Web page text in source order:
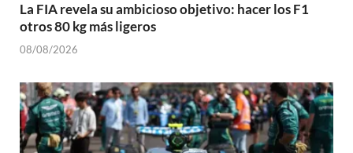
La FIA revela su ambicioso objetivo: hacer los F1
otros 80 kg más ligeros
08/08/2026